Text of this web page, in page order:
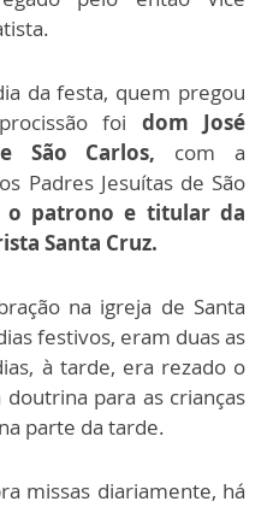
da festa, quem pregou
foi dom José
São Carlos, com a
Padres Jesuítas de São
o patrono e titular da
Santa Cruz.
na igreja de Santa
festivos, eram duas as
à tarde, era rezado o
para as crianças
parte da tarde.
missas diariamente, há